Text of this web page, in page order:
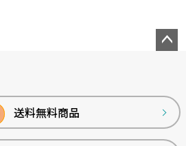
送料無料商品
ップ
へ